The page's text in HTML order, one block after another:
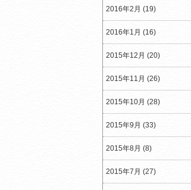
2016年2月 (19)
2016年1月 (16)
2015年12月 (20)
2015年11月 (26)
2015年10月 (28)
2015年9月 (33)
2015年8月 (8)
2015年7月 (27)